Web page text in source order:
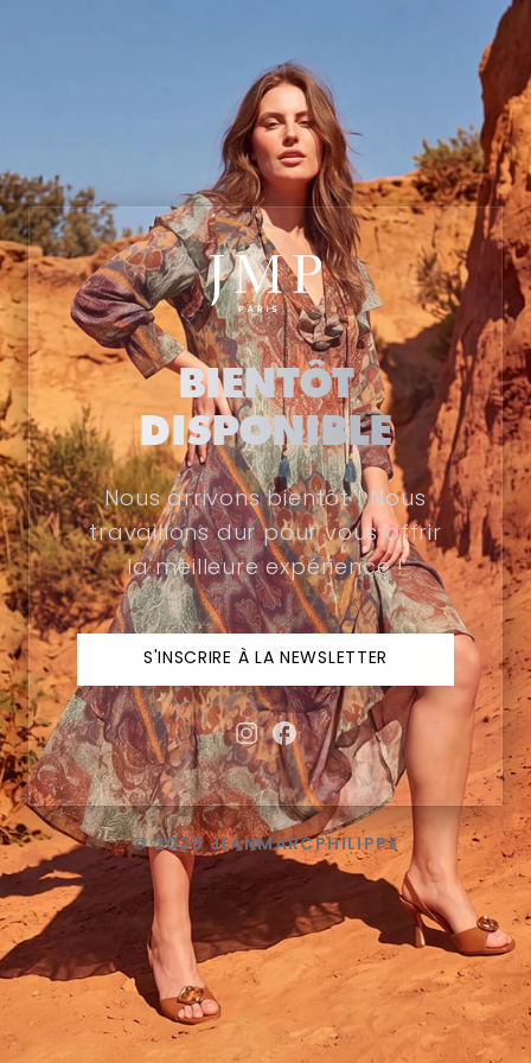
BIENTÔT
DISPONIBLE
Nous arrivons bientôt ! Nous
travaillons dur pour vous offrir
la meilleure expérience !
S'INSCRIRE À LA NEWSLETTER
© 2026 JEANMARCPHILIPPE